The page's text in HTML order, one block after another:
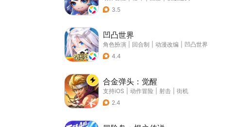
3.5
凹凸世界
角色扮演 回合制 动漫改编
凹凸世界
4.4
合金弹头：觉醒
支持iOS 动作冒险 射击
街机
2.4